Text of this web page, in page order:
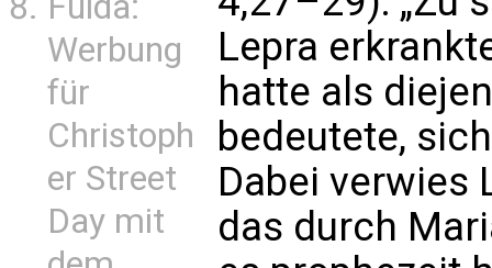
Werbung
für
Christoph
er Street
Day mit
Lepra
hatte als
bedeutete,
Dabei verwies
das durch